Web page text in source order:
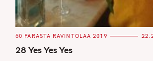
C
T
E
50 PARASTA RAVINTOLAA 2019
28 Yes Yes Yes